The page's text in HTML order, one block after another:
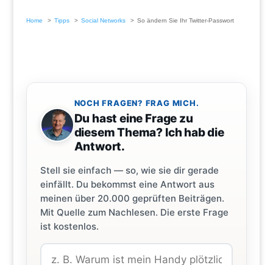
Home Tipps Social Networks So ändern Sie Ihr Twitter-Passwort
NOCH FRAGEN? FRAG MICH.
Du hast eine Frage zu
diesem Thema? Ich hab die
Antwort.
Stell sie einfach — so, wie sie dir gerade
einfällt. Du bekommst eine Antwort aus
meinen über 20.000 geprüften Beiträgen.
Mit Quelle zum Nachlesen. Die erste Frage
ist kostenlos.